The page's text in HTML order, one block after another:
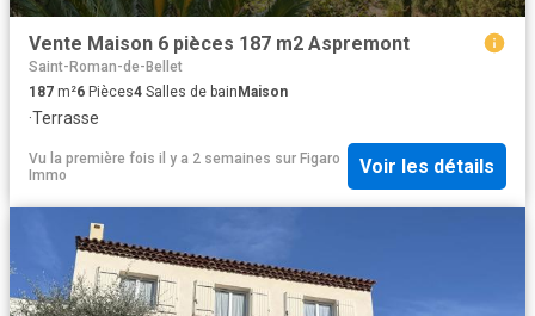
Vente Maison 6 pièces 187 m2 Aspremont
Saint-Roman-de-Bellet
187 m²6 Pièces4 Salles de bain Maison
·Terrasse
Vu la première fois il y a 2 semaines sur Figaro
Immo
Voir les détails